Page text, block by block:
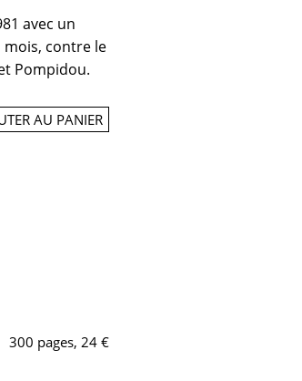
avec un
mois, contre le
Pompidou.
AU PANIER
300 pages, 24 €